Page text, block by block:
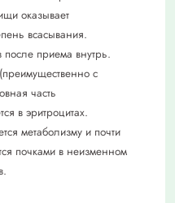
оказывает
всасывания.
приема внутрь.
с
часть
в эритроцитах.
метаболизму и почти
почками в неизменном